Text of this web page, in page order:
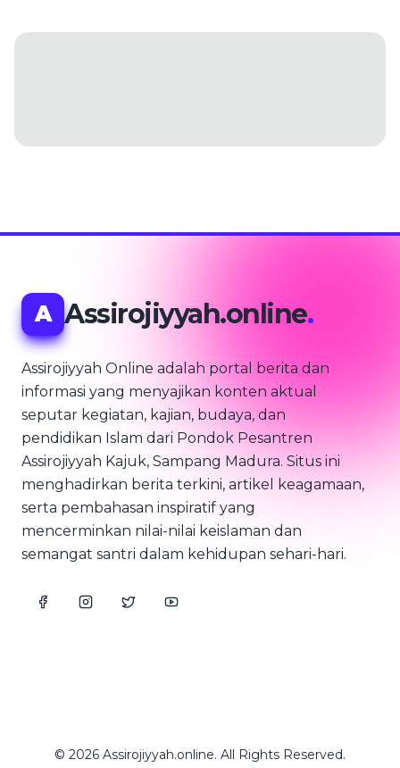
A Assirojiyyah.online.
Assirojiyyah Online adalah portal berita dan
informasi yang menyajikan konten aktual
seputar kegiatan, kajian, budaya, dan
pendidikan Islam dari Pondok Pesantren
Assirojiyyah Kajuk, Sampang Madura. Situs ini
menghadirkan berita terkini, artikel keagamaan,
serta pembahasan inspiratif yang
mencerminkan nilai-nilai keislaman dan
semangat santri dalam kehidupan sehari-hari.
© 2026 Assirojiyyah.online. All Rights Reserved.